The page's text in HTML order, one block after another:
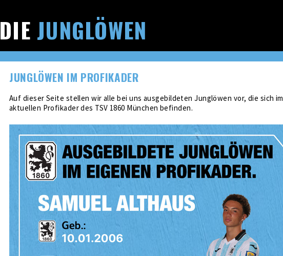
DIE JUNGLÖWEN
JUNGLÖWEN IM PROFIKADER
Auf dieser Seite stellen wir alle bei uns ausgebildeten Junglöwen vor, die sich im
aktuellen Profikader des TSV 1860 München befinden.